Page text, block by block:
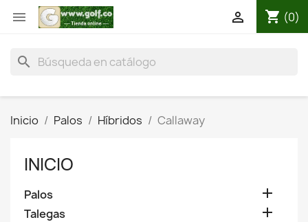
 shopping_cart (0)

search
Inicio Palos Híbridos Callaway
INICIO
Palos 
Talegas 